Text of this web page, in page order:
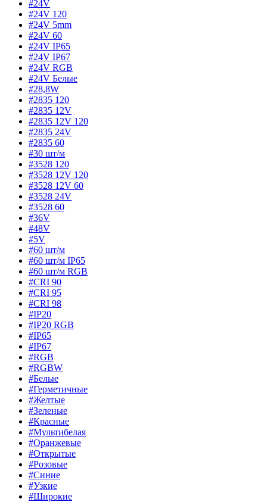
#24V
#24V 120
#24V 5mm
#24V 60
#24V IP65
#24V IP67
#24V RGB
#24V Белые
#28,8W
#2835 120
#2835 12V
#2835 12V 120
#2835 24V
#2835 60
#30 шт/м
#3528 120
#3528 12V 120
#3528 12V 60
#3528 24V
#3528 60
#36V
#48V
#5V
#60 шт/м
#60 шт/м IP65
#60 шт/м RGB
#CRI 90
#CRI 95
#CRI 98
#IP20
#IP20 RGB
#IP65
#IP67
#RGB
#RGBW
#Белые
#Герметичные
#Желтые
#Зеленые
#Красные
#Мультибелая
#Оранжевые
#Открытые
#Розовые
#Синие
#Узкие
#Широкие